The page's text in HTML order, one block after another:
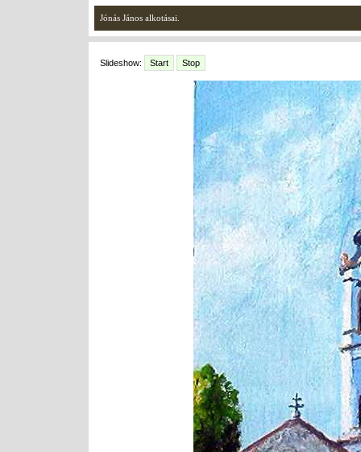
Jónás János alkotásai.
Slideshow: Start Stop